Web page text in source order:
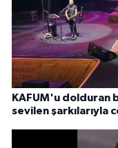
KAFUM'u dolduran
sevilen şarkılarıyla